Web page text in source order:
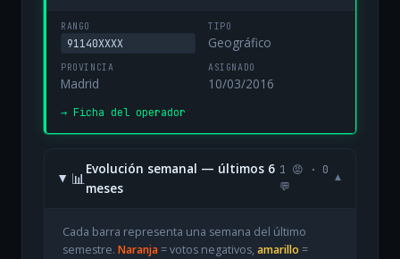
RANGO
91140XXXX
TIPO
Geográfico
PROVINCIA
Madrid
ASIGNADO
10/03/2016
→ Ficha del operador
📊
Evolución semanal — últimos 6
meses
1 😡 · 0
💬
▾
Cada barra representa una semana del último
semestre. Naranja= votos negativos, amarillo =